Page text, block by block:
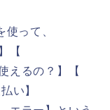
って、
【
えるの？】【
い】